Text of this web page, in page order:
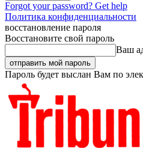
Forgot your password? Get help
Политика конфиденциальности
восстановление пароля
Восстановите свой пароль
Ваш
Пароль будет выслан Вам по